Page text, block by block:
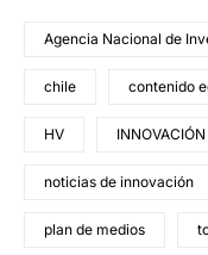
Agencia Nacional de
chile contenido
HV INNOVACIÓN
noticias de innovación
plan de medios